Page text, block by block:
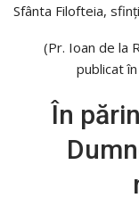
Sfânta Filofteia,
(Pr. Ioan de la
publicat
În